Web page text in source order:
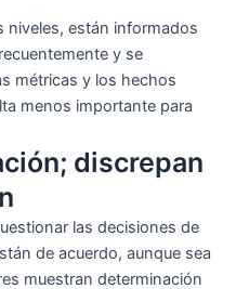
niveles, están informados
y se
métricas y los hechos
menos importante para
discrepan
las decisiones de
de acuerdo, aunque sea
muestran determinación